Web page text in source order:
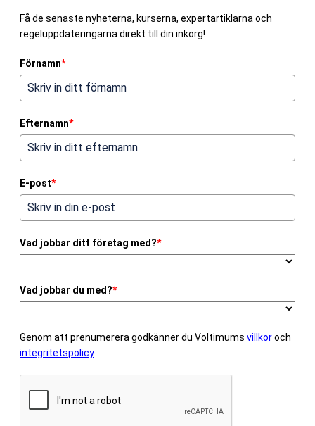
Få de senaste nyheterna, kurserna, expertartiklarna och
regeluppdateringarna direkt till din inkorg!
Förnamn*
Efternamn*
E-post*
Vad jobbar ditt företag med?*
Vad jobbar du med?*
Genom att prenumerera godkänner du Voltimums villkoroch
integritetspolicy